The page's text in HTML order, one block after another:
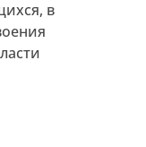
в